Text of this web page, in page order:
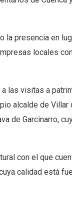
la presencia en
locales
las visitas a
alcalde de Villar
de Garcinarro,
con el que
calidad está